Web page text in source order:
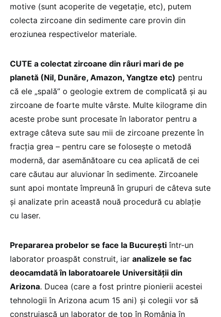
motive (sunt acoperite de vegetație, etc), putem
colecta zircoane din sedimente care provin din
eroziunea respectivelor materiale.
CUTE a colectat zircoane din râuri mari de pe
planetă (Nil, Dunăre, Amazon, Yangtze etc) pentru
că ele „spală” o geologie extrem de complicată și au
zircoane de foarte multe vârste. Multe kilograme din
aceste probe sunt procesate în laborator pentru a
extrage câteva sute sau mii de zircoane prezente în
fracția grea – pentru care se folosește o metodă
modernă, dar asemănătoare cu cea aplicată de cei
care căutau aur aluvionar în sedimente. Zircoanele
sunt apoi montate împreună în grupuri de câteva sute
și analizate prin această nouă procedură cu ablație
cu laser.
Prepararea probelor se face la București într-un
laborator proaspăt construit, iar analizele se fac
deocamdată în laboratoarele Universității din
Arizona. Ducea (care a fost printre pionierii acestei
tehnologii în Arizona acum 15 ani) și colegii vor să
construiască un laborator de top în România în